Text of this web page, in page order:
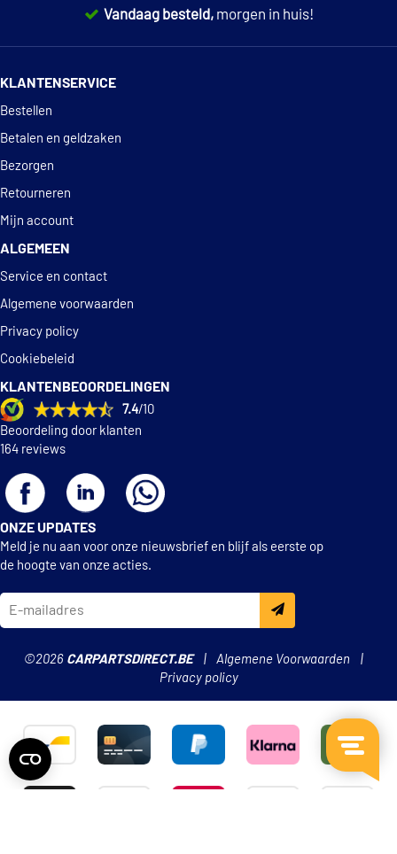
Vandaag besteld, morgen in huis!
KLANTENSERVICE
Bestellen
Betalen en geldzaken
Bezorgen
Retourneren
Mijn account
ALGEMEEN
Service en contact
Algemene voorwaarden
Privacy policy
Cookiebeleid
KLANTENBEOORDELINGEN
7.4/10
Beoordeling door klanten
164 reviews
ONZE UPDATES
Meld je nu aan voor onze nieuwsbrief en blijf als eerste op
de hoogte van onze acties.
©2026 CARPARTSDIRECT.BE
Algemene Voorwaarden
Privacy policy